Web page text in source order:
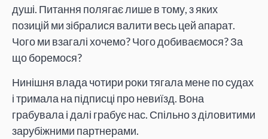
душі. Питання полягає лише в тому, з яких
позицій ми зібралися валити весь цей апарат.
Чого ми взагалі хочемо? Чого добиваємося? За
що боремося?
Нинішня влада чотири роки тягала мене по судах
і тримала на підписці про невиїзд. Вона
грабувала і далі грабує нас. Спільно з діловитими
зарубіжними партнерами.